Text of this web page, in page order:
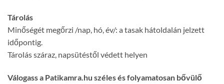
Tárolás
Minőségét megőrzi /nap, hó, év/: a tasak hátoldalán jelzett
időpontig.
Tárolás száraz, napsütéstől védett helyen
Válogass a Patikamra.hu széles és folyamatosan bővülő